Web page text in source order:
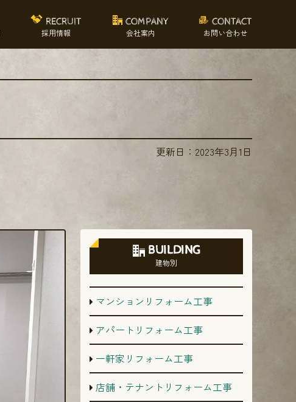
RECRUIT
採用情報
COMPANY
会社案内
CONTACT
お問い合わせ
更新日： 2023年3月1日
BUILDING
建物別
マンションリフォーム工事
アパートリフォーム工事
一軒家リフォーム工事
店舗・テナントリフォーム工事